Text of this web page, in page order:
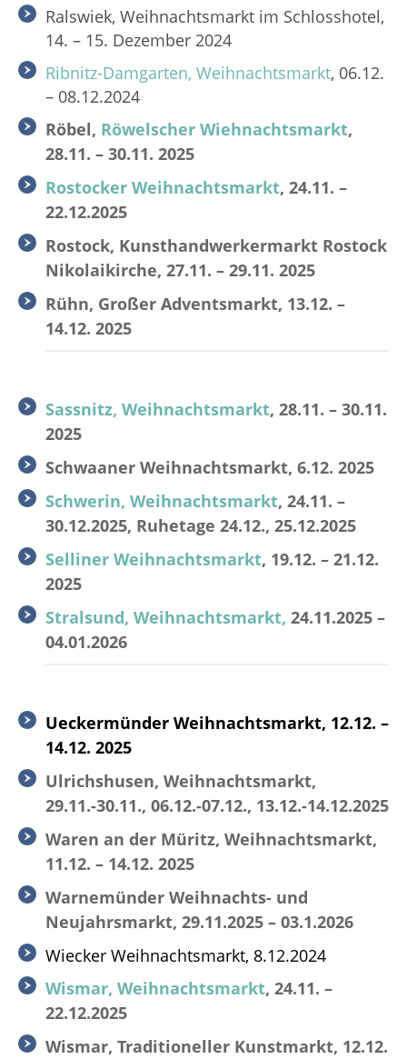
Ralswiek, Weihnachtsmarkt im Schlosshotel,
14. – 15. Dezember 2024
Ribnitz-Damgarten, Weihnachtsmarkt, 06.12.
– 08.12.2024
Röbel, Röwelscher Wiehnachtsmarkt,
28.11. – 30.11. 2025
Rostocker Weihnachtsmarkt, 24.11. –
22.12.2025
Rostock, Kunsthandwerkermarkt Rostock
Nikolaikirche, 27.11. – 29.11. 2025
Rühn, Großer Adventsmarkt, 13.12. –
14.12. 2025
Sassnitz, Weihnachtsmarkt, 28.11. – 30.11.
2025
Schwaaner Weihnachtsmarkt, 6.12. 2025
Schwerin, Weihnachtsmarkt, 24.11. –
30.12.2025, Ruhetage 24.12., 25.12.2025
Selliner Weihnachtsmarkt, 19.12. – 21.12.
2025
Stralsund, Weihnachtsmarkt, 24.11.2025 –
04.01.2026
Ueckermünder Weihnachtsmarkt, 12.12. –
14.12. 2025
Ulrichshusen, Weihnachtsmarkt,
29.11.-30.11., 06.12.-07.12., 13.12.-14.12.2025
Waren an der Müritz, Weihnachtsmarkt,
11.12. – 14.12. 2025
Warnemünder Weihnachts- und
Neujahrsmarkt, 29.11.2025 – 03.1.2026
Wiecker Weihnachtsmarkt, 8.12.2024
Wismar, Weihnachtsmarkt, 24.11. –
22.12.2025
Wismar, Traditioneller Kunstmarkt, 12.12.